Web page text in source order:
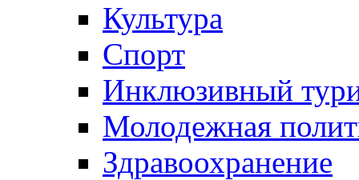
Культура
Спорт
Инклюзивный
Молодежная
Здравоохранение